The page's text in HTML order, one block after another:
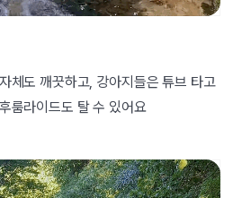
체도 깨끗하고, 강아지들은 튜브 타고
룸라이드도 탈 수 있어요